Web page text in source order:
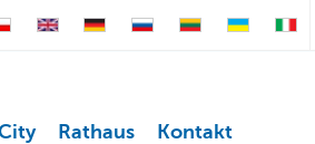
City Rathaus Kontakt